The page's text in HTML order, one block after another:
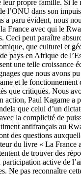
leur propre famille. Si
l’ONU dans son
a paru évident, nous
France avec qui le
Ceci peut paraître
que culturel et
pays en Afrique de
une telle croissance
que nous avons
et le fonctionnement
que critiqués. Nous
action, Paul Kagame a
que celui d’un
la complicité de
antifrançais au
des questions
du livre « La France
de trouver des
active de
Ne pas reconnaître